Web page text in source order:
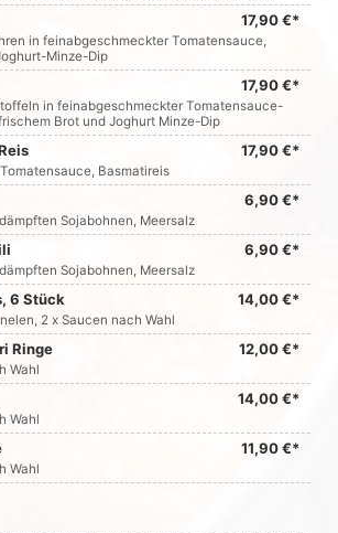
17,90 €*
in feinabgeschmeckter Tomatensauce,
Minze-Dip
17,90 €*
in feinabgeschmeckter Tomatensauce-
Brot und Joghurt Minze-Dip
17,90 €*
Basmatireis
6,90 €*
Sojabohnen, Meersalz
6,90 €*
Sojabohnen, Meersalz
6 Stück 14,00 €*
2 x Saucen nach Wahl
Ringe 12,00 €*
Wahl
14,00 €*
Wahl
11,90 €*
Wahl